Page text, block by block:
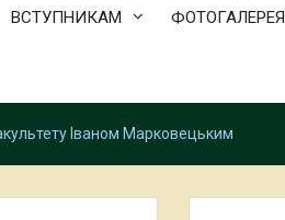
ВСТУПНИКАМ ФОТОГАЛЕРЕЯ
Іваном Марковецьким